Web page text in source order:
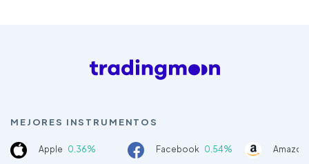
MEJORES INSTRUMENTOS
Apple 0.36% Facebook 0.54%